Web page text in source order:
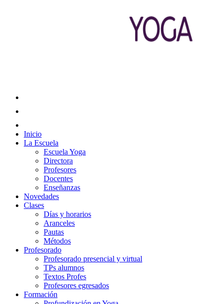
Inicio
La Escuela
Escuela Yoga
Directora
Profesores
Docentes
Enseñanzas
Novedades
Clases
Días y horarios
Aranceles
Pautas
Métodos
Profesorado
Profesorado presencial y virtual
TPs alumnos
Textos Profes
Profesores egresados
Formación